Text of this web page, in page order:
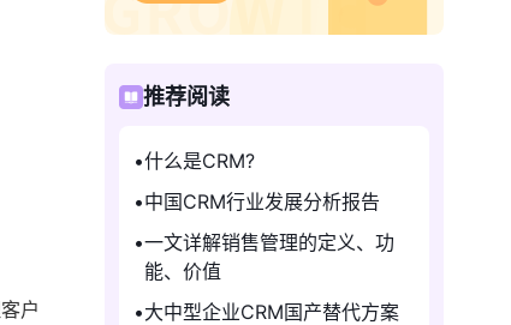
户
推荐阅读
什么是CRM?
中国CRM行业发展分析报告
一文详解销售管理的定义、功
能、价值
大中型企业CRM国产替代方案